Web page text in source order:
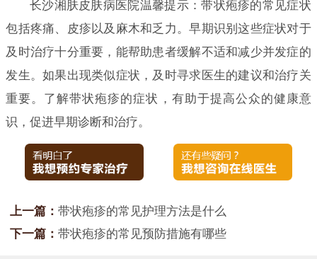
长沙湘肤皮肤病医院温馨提示：带状疱疹的常见症状
包括疼痛、皮疹以及麻木和乏力。早期识别这些症状对于
及时治疗十分重要，能帮助患者缓解不适和减少并发症的
发生。如果出现类似症状，及时寻求医生的建议和治疗关
重要。了解带状疱疹的症状，有助于提高公众的健康意
识，促进早期诊断和治疗。
上一篇： 带状疱疹的常见护理方法是什么
下一篇： 带状疱疹的常见预防措施有哪些